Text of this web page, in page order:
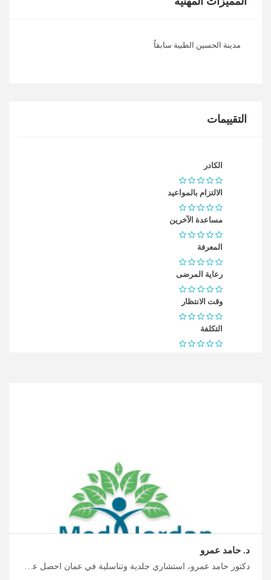
مدينة الحسين الطبية سابقاً
التقييمات
الكادر
الالتزام بالمواعيد
مساعدة الآخرين
المعرفة
رعاية المرضى
وقت الانتظار
التكلفة
د. حامد عمرو